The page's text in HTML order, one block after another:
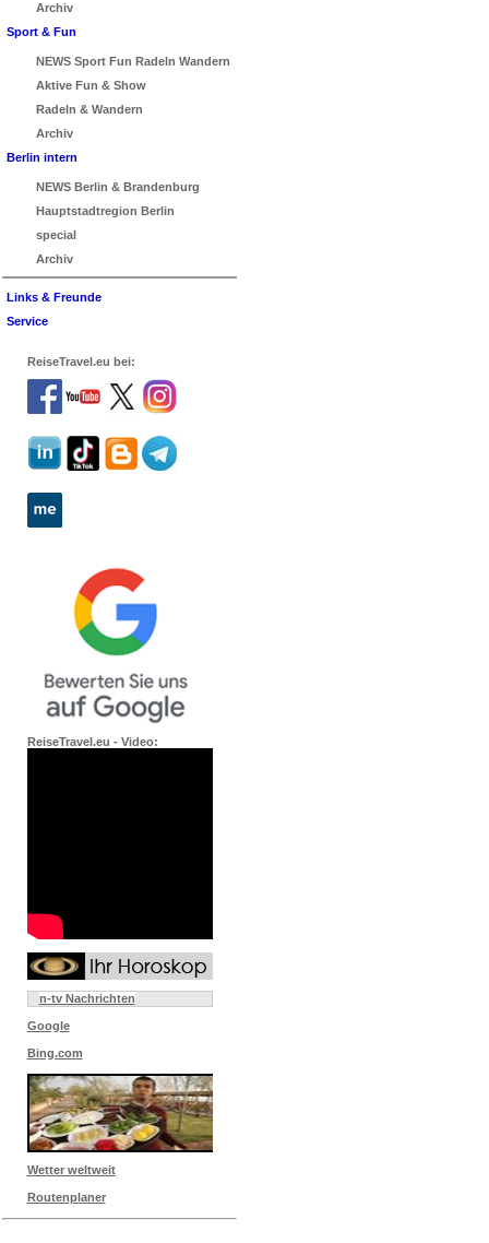
Archiv
Sport & Fun
NEWS Sport Fun Radeln Wandern
Aktive Fun & Show
Radeln & Wandern
Archiv
Berlin intern
NEWS Berlin & Brandenburg
Hauptstadtregion Berlin
special
Archiv
Links & Freunde
Service
ReiseTravel.eu bei:
ReiseTravel.eu - Video:
n-tv Nachrichten
Google
Bing.com
Wetter weltweit
Routenplaner